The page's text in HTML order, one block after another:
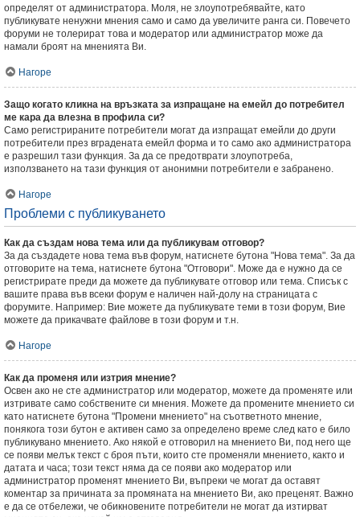
определят от администратора. Моля, не злоупотребявайте, като
публикувате ненужни мнения само и само да увеличите ранга си. Повечето
форуми не толерират това и модератор или администратор може да
намали броят на мненията Ви.
Нагоре
Защо когато кликна на връзката за изпращане на емейл до потребител
ме кара да влезна в профила си?
Само регистрираните потребители могат да изпращат емейли до други
потребители през вградената емейл форма и то само ако администратора
е разрешил тази функция. За да се предотврати злоупотреба,
използването на тази функция от анонимни потребители е забранено.
Нагоре
Проблеми с публикуването
Как да създам нова тема или да публикувам отговор?
За да създадете нова тема във форум, натиснете бутона "Нова тема". За да
отговорите на тема, натиснете бутона "Отговори". Може да е нужно да се
регистрирате преди да можете да публикувате отговор или тема. Списък с
вашите права във всеки форум е наличен най-долу на страницата с
форумите. Например: Вие можете да публикувате теми в този форум, Вие
можете да прикачвате файлове в този форум и т.н.
Нагоре
Как да променя или изтрия мнение?
Освен ако не сте администратор или модератор, можете да променяте или
изтривате само собствените си мнения. Можете да промените мнението си
като натиснете бутона "Промени мнението" на съответното мнение,
понякога този бутон е активен само за определено време след като е било
публикувано мнението. Ако някой е отговорил на мнението Ви, под него ще
се появи мелък текст с броя пъти, които сте променяли мнението, както и
датата и часа; този текст няма да се появи ако модератор или
администратор променят мнението Ви, въпреки че могат да оставят
коментар за причината за промяната на мнението Ви, ако преценят. Важно
е да се отбележи, че обикновените потребители не могат да изтирват